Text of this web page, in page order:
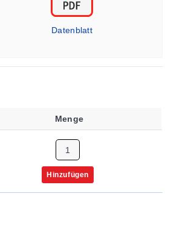
Datenblatt
Menge
Hinzufügen